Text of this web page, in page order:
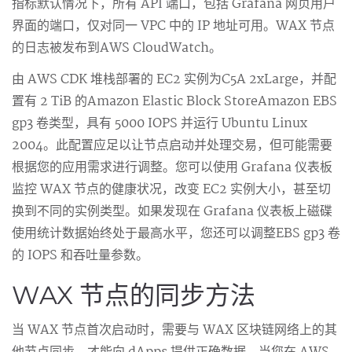
界面的端口，仅对同一 VPC 中的 IP 地址可用。WAX 节点
的日志被发布到AWS CloudWatch。
由 AWS CDK 堆栈部署的 EC2 实例为C5A 2xLarge，并配
置有 2 TiB 的Amazon Elastic Block StoreAmazon EBS
gp3 卷类型，具有 5000 IOPS 并运行 Ubuntu Linux
2004。此配置应足以让节点启动并处理交易，但可能需要
根据您的应用需求进行调整。您可以使用 Grafana 仪表板
监控 WAX 节点的健康状况，改变 EC2 实例大小，甚至切
换到不同的实例类型。如果发现在 Grafana 仪表板上磁碟
使用统计数据始终处于最高水平，您还可以调整EBS gp3 卷
的 IOPS 和吞吐量参数。
WAX 节点的同步方法
当 WAX 节点首次启动时，需要与 WAX 区块链网络上的其